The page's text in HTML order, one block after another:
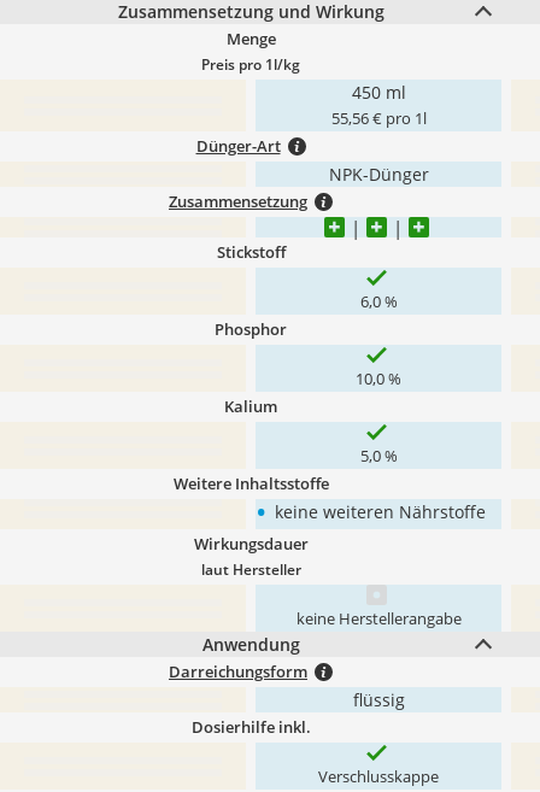
Zusammensetzung und Wirkung
Menge
Preis pro 1l/kg
450 ml
55,56 € pro 1l
Dünger-Art
NPK-Dünger
Zusammensetzung
Stickstoff
6,0 %
Phosphor
10,0 %
Kalium
5,0 %
Weitere Inhaltsstoffe
• keine weiteren Nährstoffe
Wirkungsdauer
laut Hersteller
keine Herstellerangabe
Anwendung
Darreichungsform
flüssig
Dosierhilfe inkl.
Verschlusskappe